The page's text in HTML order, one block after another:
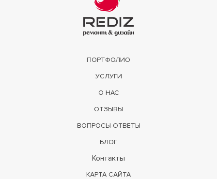
ПОРТФОЛИО
УСЛУГИ
О НАС
ОТЗЫВЫ
ВОПРОСЫ-ОТВЕТЫ
БЛОГ
Контакты
КАРТА САЙТА